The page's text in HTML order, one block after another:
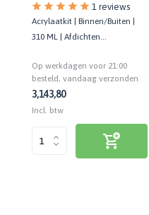
1 reviews
Acrylaatkit | Binnen/Buiten |
310 ML | Afdichten
Regenbestendig
Op werkdagen voor 21:00
besteld, vandaag verzonden
3,143,80
Incl. btw